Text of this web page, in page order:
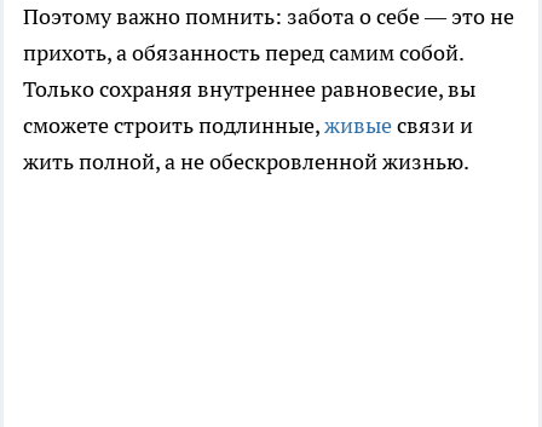
Поэтому важно помнить: забота о себе — это не
прихоть, а обязанность перед самим собой.
Только сохраняя внутреннее равновесие, вы
сможете строить подлинные,живыесвязи и
жить полной, а не обескровленной жизнью.